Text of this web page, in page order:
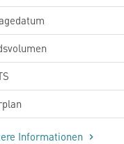
Informationen